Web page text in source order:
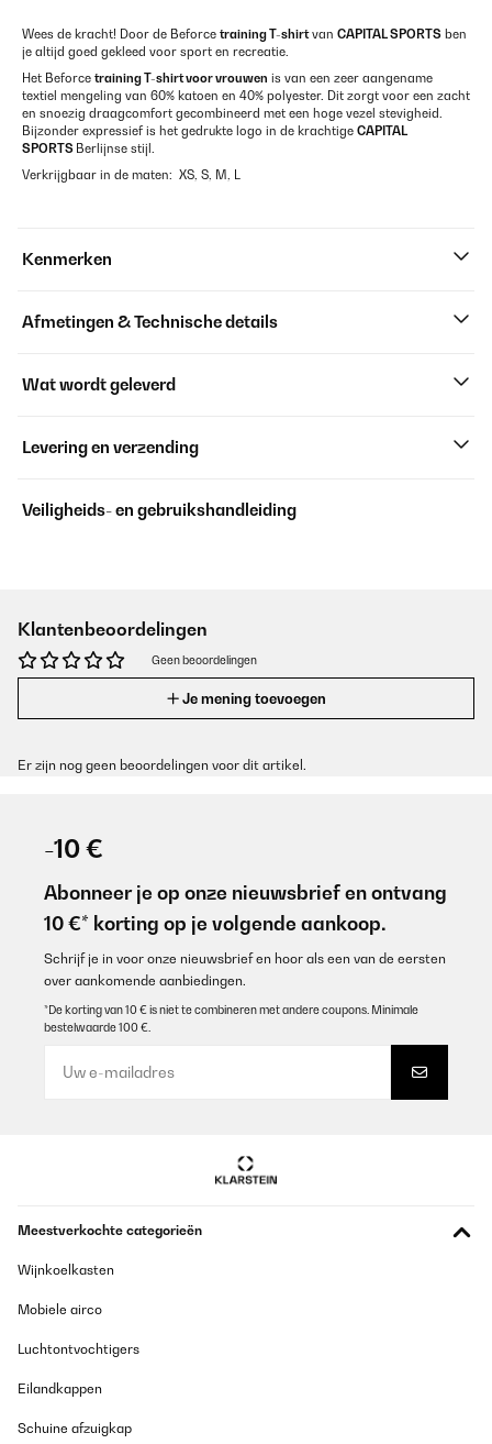
Wees de kracht! Door de Beforce training T-shirtvan CAPITAL SPORTS ben
je altijd goed gekleed voor sport en recreatie.
Het Beforce training T-shirt voor vrouwen is van een zeer aangename
textiel mengeling van 60% katoen en 40% polyester. Dit zorgt voor een zacht
en snoezig draagcomfort gecombineerd met een hoge vezel stevigheid.
Bijzonder expressief is het gedrukte logo in de krachtige CAPITAL
SPORTS Berlijnse stijl.
Verkrijgbaar in de maten: XS, S, M, L
Kenmerken
Afmetingen & Technische details
Wat wordt geleverd
Levering en verzending
Veiligheids- en gebruikshandleiding
Klantenbeoordelingen
Geen beoordelingen
Je mening toevoegen
Er zijn nog geen beoordelingen voor dit artikel.
-10 €
Abonneer je op onze nieuwsbrief en ontvang
10 €* korting op je volgende aankoop.
Schrijf je in voor onze nieuwsbrief en hoor als een van de eersten
over aankomende aanbiedingen.
*De korting van 10 € is niet te combineren met andere coupons. Minimale
bestelwaarde 100 €.
Meestverkochte categorieën
Wijnkoelkasten
Mobiele airco
Luchtontvochtigers
Eilandkappen
Schuine afzuigkap